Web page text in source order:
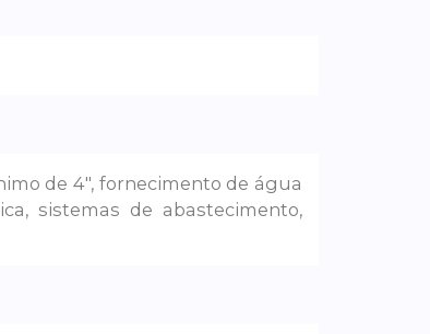
de 4″, fornecimento de água
sistemas de abastecimento,